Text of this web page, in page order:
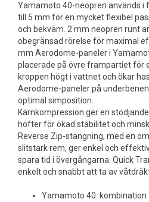
Yamamoto 40-neopren används i
till 5 mm för en mycket flexibel
och bekväm. 2 mm neopren runt
obegränsad rörelse för maximal
mm Aerodome-paneler i
placerade på övre frampartiet för
kroppen högt i vattnet och ökar
Aerodome-paneler på
optimal simposition.
Kärnkompression ger en
höfter för ökad stabilitet och
Reverse Zip-stängning, med en
slitstark rem, ger enkel och
spara tid i övergångarna. Quick
enkelt och snabbt att ta av
Yamamoto 40: kombination